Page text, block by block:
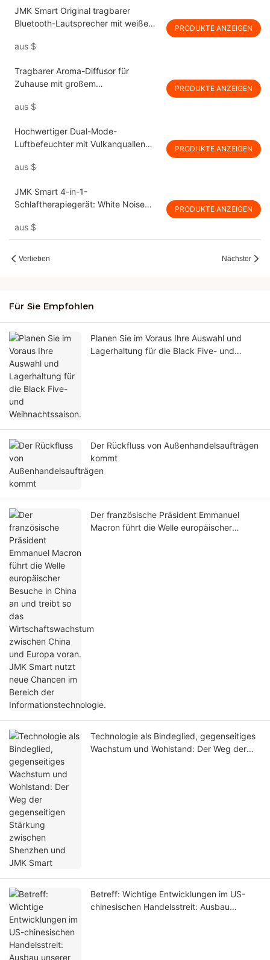
JMK Smart Original tragbarer
Bluetooth-Lautsprecher mit weißem
aus $
PRODUKTE ANZEIGEN
Tragbarer Aroma-Diffusor für
Zuhause mit großem
geringer Geräuschentwicklung
aus $
PRODUKTE ANZEIGEN
Hochwertiger Dual-Mode-
Luftbefeuchter mit Vulkanquallen
direkt ab Werk lieferbar, geeignet für
aus $
PRODUKTE ANZEIGEN
JMK Smart 4-in-1-
Schlaftherapiegerät: White Noise
Ölaromatherapie, BT-Lautsprecher &
Nachtlicht für Zuhause
aus $
PRODUKTE ANZEIGEN
Verlieben Nächster
Für Sie Empfohlen
Planen Sie im Voraus Ihre Auswahl und
Lagerhaltung für die Black Five- und
Der Rückfluss von Außenhandelsaufträgen
kommt
Der französische Präsident Emmanuel
Macron führt die Welle europäischer
Technologie als Bindeglied, gegenseitiges
Wachstum und Wohlstand: Der Weg der
Betreff: Wichtige Entwicklungen im US-
chinesischen Handelsstreit: Ausbau